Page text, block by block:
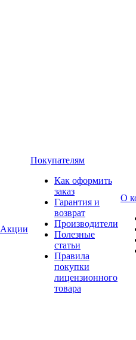
Акции
Покупателям
Как оформить
заказ
Гарантия и
возврат
Производители
Полезные
статьи
Правила
покупки
лицензионного
товара
О